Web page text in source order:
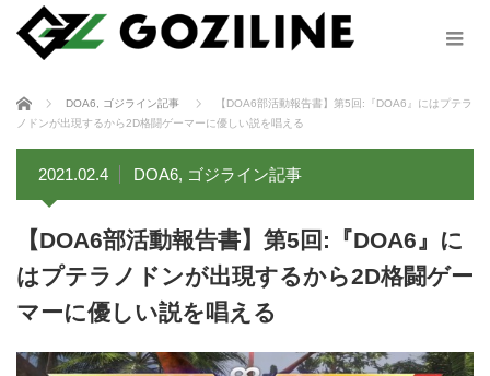
ホーム DOA6 ゴジライン記事
【DOA6部活動報告書】第5回:『DOA6』にはプテラ
ノドンが出現するから2D格闘ゲーマーに優しい説を唱える
2021.02.4 DOA6, ゴジライン記事
【DOA6部活動報告書】第5回:『DOA6』に
はプテラノドンが出現するから2D格闘ゲー
マーに優しい説を唱える